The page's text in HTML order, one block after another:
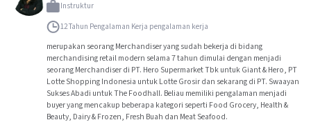
Instruktur
12 Tahun Pengalaman Kerja pengalaman kerja
merupakan seorang Merchandiser yang sudah bekerja di bidang
merchandising retail modern selama 7 tahun dimulai dengan menjadi
seorang Merchandiser di PT. Hero Supermarket Tbk untuk Giant & Hero, PT
Lotte Shopping Indonesia untuk Lotte Grosir dan sekarang di PT. Swaayan
Sukses Abadi untuk The Foodhall. Beliau memiliki pengalaman menjadi
buyer yang mencakup beberapa kategori seperti Food Grocery, Health &
Beauty, Dairy & Frozen, Fresh Buah dan Meat Seafood.